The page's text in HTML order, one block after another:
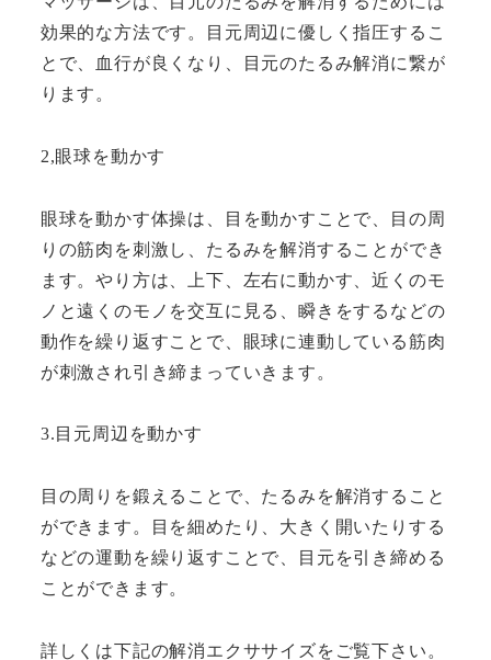
効果的な方法です。目元周辺に優しく指圧するこ
とで、血行が良くなり、目元のたるみ解消に繋が
ります。
2,眼球を動かす
眼球を動かす体操は、目を動かすことで、目の周
りの筋肉を刺激し、たるみを解消することができ
ます。やり方は、上下、左右に動かす、近くのモ
ノと遠くのモノを交互に見る、瞬きをするなどの
動作を繰り返すことで、眼球に連動している筋肉
が刺激され引き締まっていきます。
3.目元周辺を動かす
目の周りを鍛えることで、たるみを解消すること
ができます。目を細めたり、大きく開いたりする
などの運動を繰り返すことで、目元を引き締める
ことができます。
詳しくは下記の解消エクササイズをご覧下さい。